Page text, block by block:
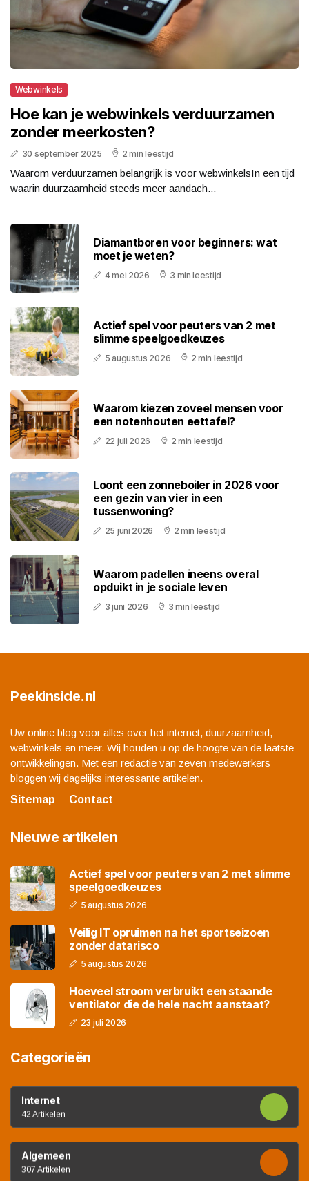
Webwinkels
Hoe kan je webwinkels verduurzamen
zonder meerkosten?
30 september 2025 2 min leestijd
Waarom verduurzamen belangrijk is voor webwinkelsIn een tijd
waarin duurzaamheid steeds meer aandach...
Diamantboren voor beginners: wat
moet je weten?
4 mei 2026 3 min leestijd
Actief spel voor peuters van 2 met
slimme speelgoedkeuzes
5 augustus 2026 2 min leestijd
Waarom kiezen zoveel mensen voor
een notenhouten eettafel?
22 juli 2026 2 min leestijd
Loont een zonneboiler in 2026 voor
een gezin van vier in een
tussenwoning?
25 juni 2026 2 min leestijd
Waarom padellen ineens overal
opduikt in je sociale leven
3 juni 2026 3 min leestijd
Peekinside.nl
Uw online blog voor alles over het internet, duurzaamheid,
webwinkels en meer. Wij houden u op de hoogte van de laatste
ontwikkelingen. Met een redactie van zeven medewerkers
bloggen wij dagelijks interessante artikelen.
Sitemap
Contact
Nieuwe artikelen
Actief spel voor peuters van 2 met slimme
speelgoedkeuzes
5 augustus 2026
Veilig IT opruimen na het sportseizoen
zonder datarisco
5 augustus 2026
Hoeveel stroom verbruikt een staande
ventilator die de hele nacht aanstaat?
23 juli 2026
Categorieën
Internet
42 Artikelen
Algemeen
307 Artikelen